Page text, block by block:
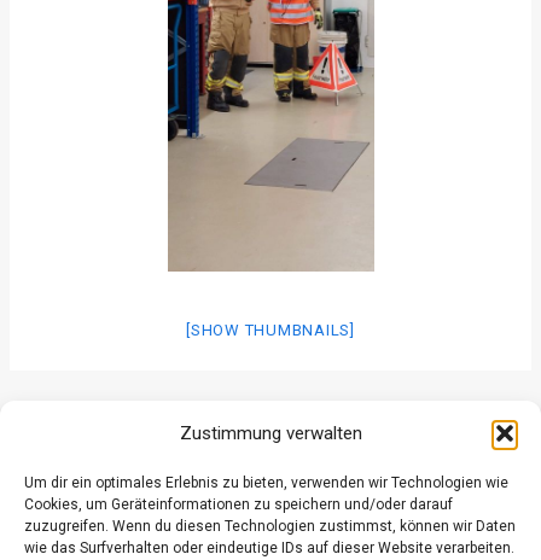
Zustimmung verwalten
Um dir ein optimales Erlebnis zu bieten, verwenden wir Technologien wie
Cookies, um Geräteinformationen zu speichern und/oder darauf
zuzugreifen. Wenn du diesen Technologien zustimmst, können wir Daten
wie das Surfverhalten oder eindeutige IDs auf dieser Website verarbeiten.
[SHOW THUMBNAILS]